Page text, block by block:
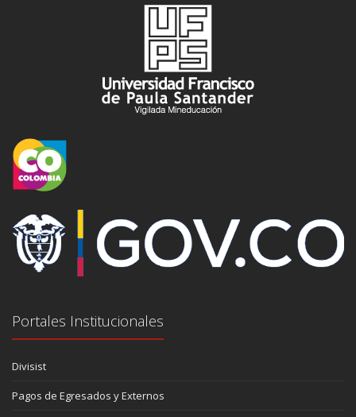
Portales Institucionales
Divisist
Pagos de Egresados y Externos